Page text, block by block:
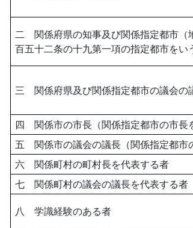
二 関係府県の知事及び関係指定都市（
百五十二条の十九第一項の指定都市をい
三 関係府県及び関係指定都市の議会の
四 関係市の市長（関係指定都市の市長
五 関係市の議会の議長（関係指定都市
六 関係町村の町村長を代表する者
七 関係町村の議会の議長を代表する者
八 学識経験のある者